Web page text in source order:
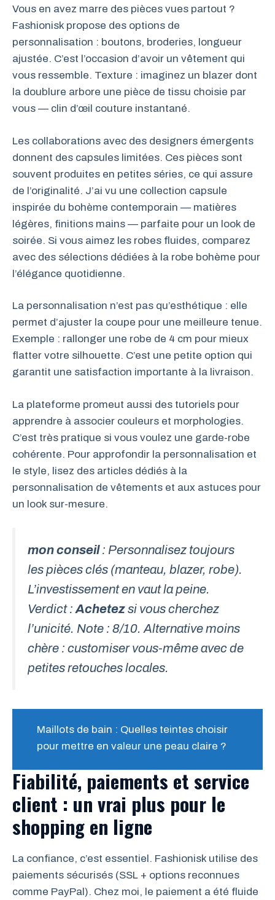
Vous en avez marre des pièces vues partout ?
Fashionisk propose des options de
personnalisation : boutons, broderies, longueur
ajustée. C’est l’occasion d’avoir un vêtement qui
vous ressemble. Texture : imaginez un blazer dont
la doublure arbore une pièce de tissu choisie par
vous — clin d’œil couture instantané.
Les collaborations avec des designers émergents
donnent des capsules limitées. Ces pièces sont
souvent produites en petites séries, ce qui assure
de l’originalité. J’ai vu une collection capsule
inspirée du bohème contemporain — matières
légères, finitions mains — parfaite pour un look de
soirée. Si vous aimez les robes fluides, comparez
avec des sélections dédiées à la robe bohème pour
l’élégance quotidienne.
La personnalisation n’est pas qu’esthétique : elle
permet d’ajuster la coupe pour une meilleure tenue.
Exemple : rallonger une robe de 4 cm pour mieux
flatter votre silhouette. C’est une petite option qui
garantit une satisfaction importante à la livraison.
La plateforme promeut aussi des tutoriels pour
apprendre à associer couleurs et morphologies.
C’est très pratique si vous voulez une garde-robe
cohérente. Pour approfondir la personnalisation et
le style, lisez des articles dédiés à la
personnalisation de vêtements et aux astuces pour
un look sur-mesure.
mon conseil: Personnalisez toujours
les pièces clés (manteau, blazer, robe).
L’investissement en vaut la peine.
Verdict : Achetezsi vous cherchez
l’unicité. Note : 8/10. Alternative moins
chère : customiser vous-même avec de
petites retouches locales.
Maillots de bain : Quelles teintes choisir
pour mettre en valeur une peau claire ?
Fiabilité, paiements et service
client : un vrai plus pour le
shopping en ligne
La confiance, c’est essentiel. Fashionisk utilise des
paiements sécurisés (SSL + options reconnues
comme PayPal). Chez moi, le paiement a été fluide